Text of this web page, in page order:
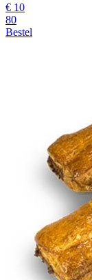
€ 10
80
Bestel